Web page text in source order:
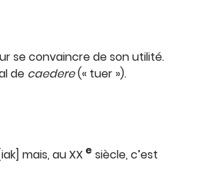
se convaincre de son utilité.
de caedere(« tuer »).
mais, au XX e siècle, c’est